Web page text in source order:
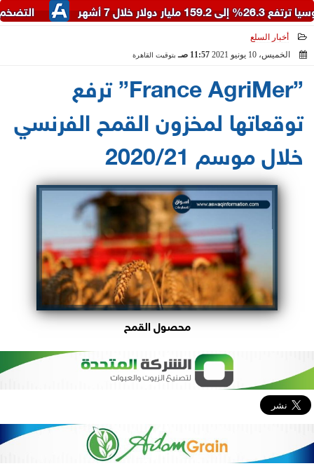
التضخم في القطاع
أخبار السلع
الخميس، 10 يونيو 2021
11:57 صـ بتوقيت القاهرة
”France AgriMer” ترفع
توقعاتها لمخزون القمح الفرنسي
خلال موسم 2020/21
محصول القمح